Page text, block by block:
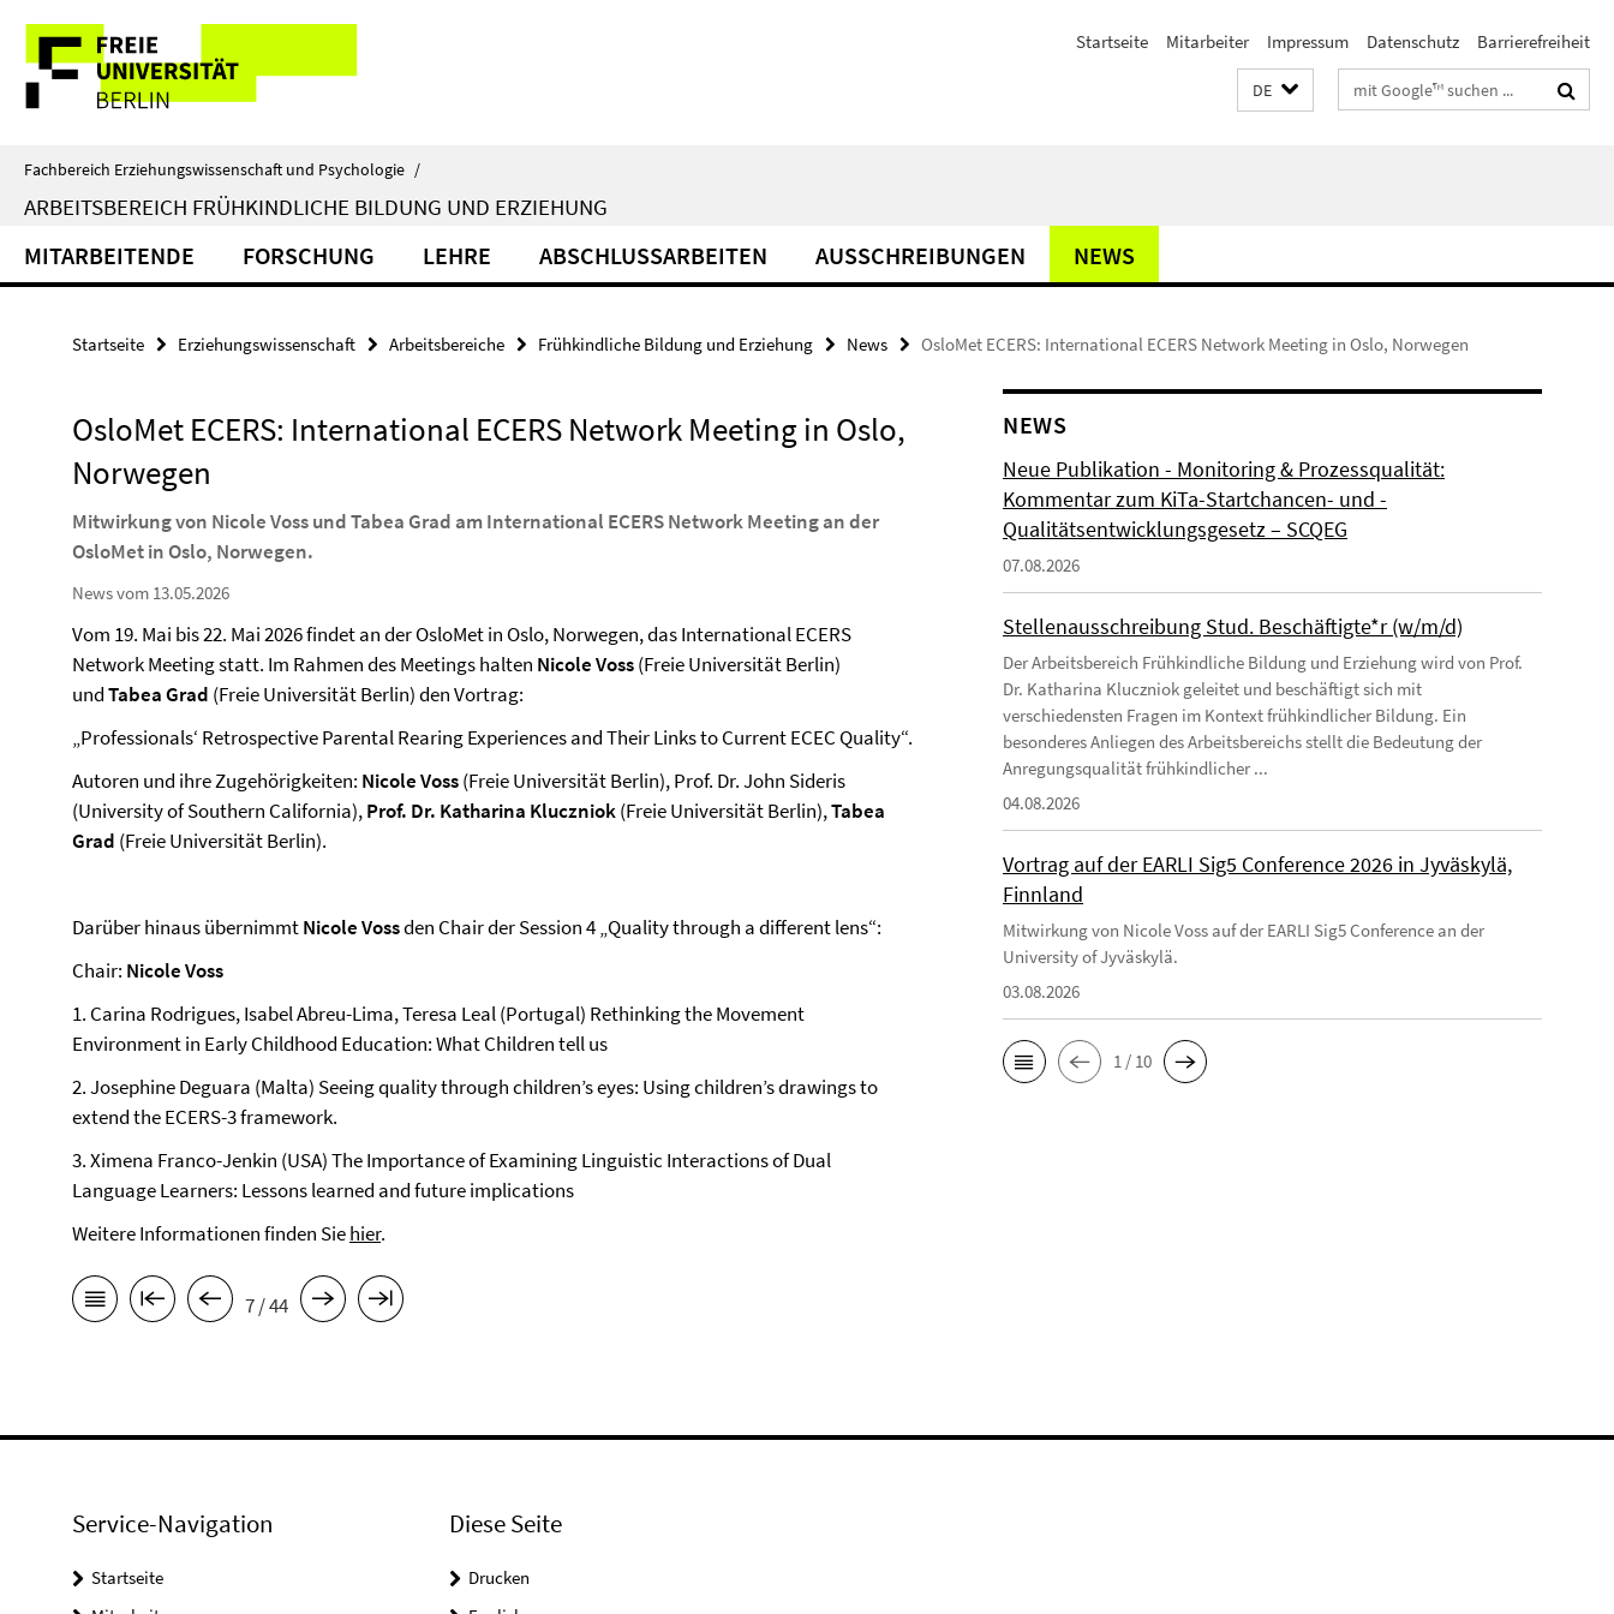
direkt
Inhalt
Service-
Navigation
Startseite Mitarbeiter Impressum Datenschutz Barrierefreiheit
DE Suchbegriffe
Fachbereich Erziehungswissenschaft und Psychologie /
ARBEITSBEREICH FRÜHKINDLICHE BILDUNG UND ERZIEHUNG
MITARBEITENDE FORSCHUNG LEHRE ABSCHLUSSARBEITEN AUSSCHREIBUNGEN NEWS
Startseite Erziehungswissenschaft Arbeitsbereiche Frühkindliche Bildung und Erziehung News OsloMet ECERS: International ECERS Network Meeting in Oslo, Norwegen
OsloMet ECERS: International ECERS Network Meeting in Oslo,
Norwegen
Mitwirkung von Nicole Voss und Tabea Grad am International ECERS Network Meeting an der
OsloMet in Oslo, Norwegen.
News vom 13.05.2026
Vom 19. Mai bis 22. Mai 2026 findet an der OsloMet in Oslo, Norwegen, das International ECERS
Network Meeting statt. Im Rahmen des Meetings halten Nicole Voss(Freie Universität Berlin)
undTabea Grad (Freie Universität Berlin) den Vortrag:
„Professionals‘ Retrospective Parental Rearing Experiences and Their Links to Current ECEC Quality“.
Autoren und ihre Zugehörigkeiten: Nicole Voss(Freie Universität Berlin), Prof. Dr. John Sideris
(University of Southern California),Prof. Dr. Katharina Kluczniok(Freie Universität Berlin),Tabea
Grad (Freie Universität Berlin).
Darüber hinaus übernimmtNicole Vossden Chair der Session 4 „Quality through a different lens“:
Chair: Nicole Voss
1. Carina Rodrigues, Isabel Abreu-Lima, Teresa Leal (Portugal) Rethinking the Movement
Environment in Early Childhood Education: What Children tell us
2. Josephine Deguara (Malta) Seeing quality through children’s eyes: Using children’s drawings to
extend the ECERS-3 framework.
3. Ximena Franco-Jenkin (USA) The Importance of Examining Linguistic Interactions of Dual
Language Learners: Lessons learned and future implications
Weitere Informationen finden Siehier.
7 / 44
NEWS
Neue Publikation - Monitoring & Prozessqualität:
Kommentar zum KiTa-Startchancen- und -
Qualitätsentwicklungsgesetz – SCQEG
07.08.2026
Stellenausschreibung Stud. Beschäftigte*r (w/m/d)
Der Arbeitsbereich Frühkindliche Bildung und Erziehung wird von Prof.
Dr. Katharina Kluczniok geleitet und beschäftigt sich mit
verschiedensten Fragen im Kontext frühkindlicher Bildung. Ein
besonderes Anliegen des Arbeitsbereichs stellt die Bedeutung der
Anregungsqualität frühkindlicher ...
04.08.2026
Vortrag auf der EARLI Sig5 Conference 2026 in Jyväskylä,
Finnland
Mitwirkung von Nicole Voss auf der EARLI Sig5 Conference an der
University of Jyväskylä.
03.08.2026
1 / 10
Service-Navigation
Startseite
Diese Seite
Drucken